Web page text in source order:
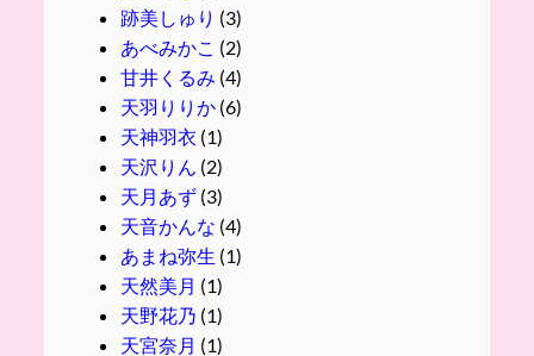
跡美しゅり (3)
あべみかこ (2)
甘井くるみ (4)
天羽りりか(6)
天神羽衣 (1)
天沢りん (2)
天月あず(3)
天音かんな (4)
あまね弥生 (1)
天然美月 (1)
天野花乃 (1)
天宮奈月 (1)